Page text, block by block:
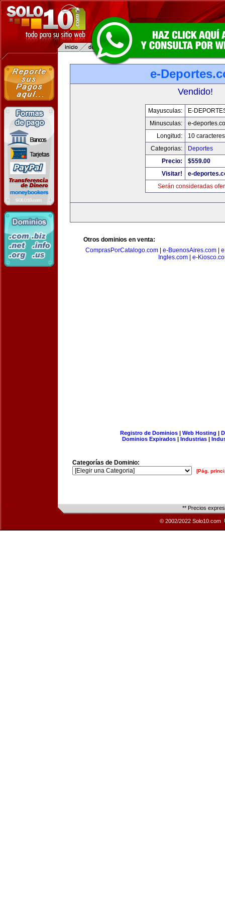
e-
Vendido!
Mayusculas:
E-
Minusculas:
e-
Longitud:
10 caracteres
Categorias:
Deportes
Precio:
$559.00
Visitar!
e-
Serán consideradas
Otros dominios en venta:
ComprasPorCatalogo.com| e-BuenosAires.com|
Ingles.com
e-
Registro de Dominios| Web Hosting |
Dominios Expirados | Industrias |
Categorías de Dominio:
[Pág.
** Precios
© 2002/2022 Solo10.com